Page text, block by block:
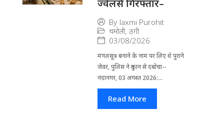
ज्वेलर्स गिरफ्तार–
By laxmi Purohit
चमोली, ठगी
03/08/2026
मंगलसूत्र बनाने के नाम पर लिए थे पुराने
जेवर, पुलिस ने दुकान से दबोचा--
नंदानगर, 03 अगस्त 2026:...
Read More